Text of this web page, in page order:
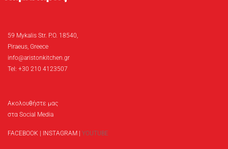
59 Mykalis Str. P.O. 18540,
Piraeus, Greece
info@aristonkitchen.gr
Tel: +30 210 4123507
Ακολουθήστε μας
στα Social Media
FACEBOOK INSTAGRAM YOUTUBE